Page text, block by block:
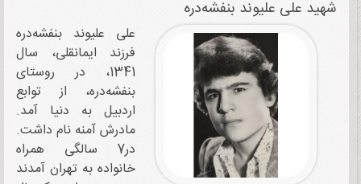
شهید علی علیوند بنفشه‌دره
علی علیوند بنفشه‌دره
فرزند ایمانقلی، سال
1341، در روستای
بنفشه‌دره، از توابع
اردبیل به دنیا آمد.
مادرش آمنه نام داشت.
در7 سالگی همراه
خانواده به تهران آمدند